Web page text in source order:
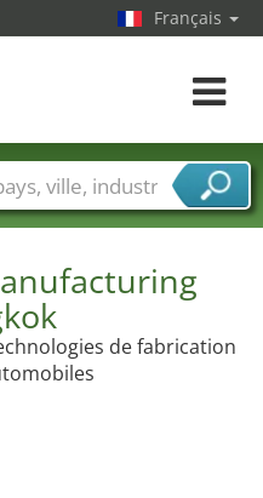
de fabrication
Français
Toggle
Secteurs de foire